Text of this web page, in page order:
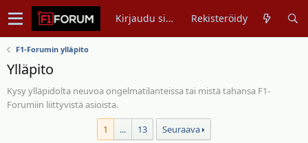
Kirjaudu sisään Rekisteröidy
F1-Forumin ylläpito
Ylläpito
Kysy ylläpidolta neuvoa ongelmatilanteissa tai mistä tahansa F1-
Forumiin liittyvistä asioista.
1
... 13 Seuraava